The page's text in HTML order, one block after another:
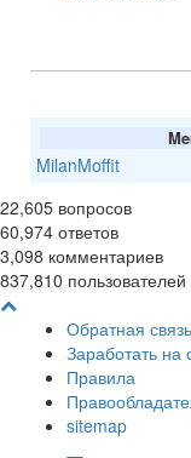
MilanMoffit
22,605 вопросов
60,974 ответов
3,098 комментариев
837,810 пользователей
Обратная связь
Заработать на
Правила
sitemap